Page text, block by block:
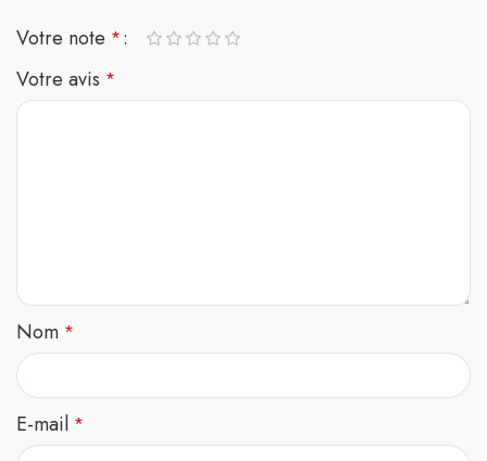
Votre note *
Votre avis *
Nom *
E-mail *